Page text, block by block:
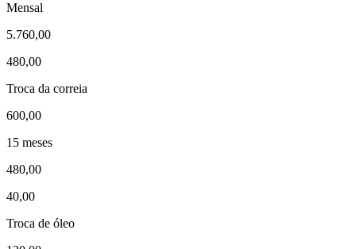
Mensal
5.760,00
480,00
Troca da correia
600,00
15 meses
480,00
40,00
Troca de óleo